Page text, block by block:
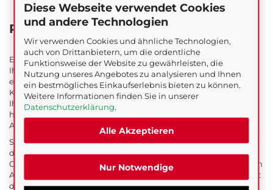
Diese Webseite verwendet Cookies
und andere Technologien
Wir verwenden Cookies und ähnliche Technologien,
auch von Drittanbietern, um die ordentliche
Funktionsweise der Website zu gewährleisten, die
Nutzung unseres Angebotes zu analysieren und Ihnen
ein bestmögliches Einkaufserlebnis bieten zu können.
Weitere Informationen finden Sie in unserer
Datenschutzerklärung.
Alle Akzeptieren
Nur Notwendige
Produktbeschreibung
Entdecken Sie den Kapselgehörschutz Profi BT von GEBOL –
Ihren idealen Begleiter für effektiven Gehörschutz und
erstklassigen Komfort. Dieser multifunktionale
Kapselgehörschutz mit Bluetooth-Funktion ermöglicht es
Ihnen, während der Arbeit sicher zu telefonieren oder Musik zu
hören. Ein zusätzlicher AUX-Eingang bietet weitere
Anschlussmöglichkeiten für externe Geräte.
Sobald die Umgebungslautstärke 82 dB überschreitet, schaltet
das integrierte Mikrofon automatisch ab, um eine optimale
Geräuschreduzierung zu gewährleisten. Gefertigt aus robustem
ABS-Material und ausgestattet mit weichen Ohrpolstern, bietet
der Kapselgehörschutz Profi BT hohen Tragekomfort, selbst bei